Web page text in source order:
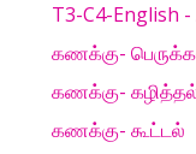
T3-C4-English
கணக்கு-
கணக்கு-
கணக்கு- கூட்டல்